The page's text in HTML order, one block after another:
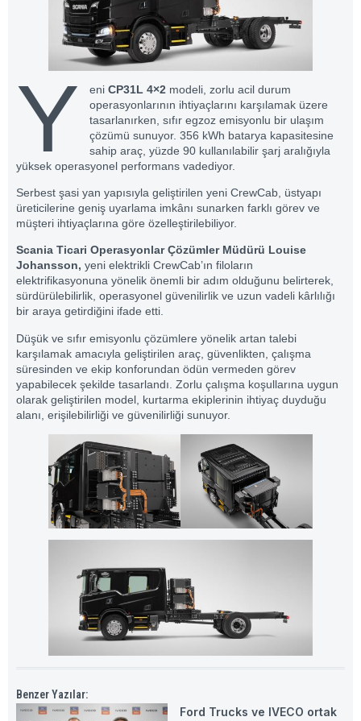
Y eni CP31L 4×2 modeli, zorlu acil durum
operasyonlarının ihtiyaçlarını karşılamak üzere
tasarlanırken, sıfır egzoz emisyonlu bir ulaşım
çözümü sunuyor. 356 kWh batarya kapasitesine
sahip araç, yüzde 90 kullanılabilir şarj aralığıyla
yüksek operasyonel performans vadediyor.
Serbest şasi yan yapısıyla geliştirilen yeni CrewCab, üstyapı
üreticilerine geniş uyarlama imkânı sunarken farklı görev ve
müşteri ihtiyaçlarına göre özelleştirilebiliyor.
Scania Ticari Operasyonlar Çözümler Müdürü Louise
Johansson, yeni elektrikli CrewCab’ın filoların
elektrifikasyonuna yönelik önemli bir adım olduğunu belirterek,
sürdürülebilirlik, operasyonel güvenilirlik ve uzun vadeli kârlılığı
bir araya getirdiğini ifade etti.
Düşük ve sıfır emisyonlu çözümlere yönelik artan talebi
karşılamak amacıyla geliştirilen araç, güvenlikten, çalışma
süresinden ve ekip konforundan ödün vermeden görev
yapabilecek şekilde tasarlandı. Zorlu çalışma koşullarına uygun
olarak geliştirilen model, kurtarma ekiplerinin ihtiyaç duyduğu
alanı, erişilebilirliği ve güvenilirliği sunuyor.
Benzer Yazılar:
Ford Trucks ve IVECO ortak